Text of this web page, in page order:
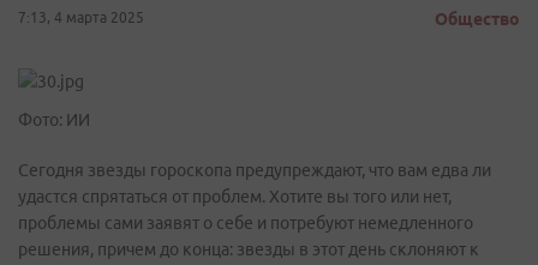
7:13, 4 марта 2025 Общество
Фото: ИИ
Сегодня звезды гороскопа предупреждают, что вам едва ли
удастся спрятаться от проблем. Хотите вы того или нет,
проблемы сами заявят о себе и потребуют немедленного
решения, причем до конца: звезды в этот день склоняют к